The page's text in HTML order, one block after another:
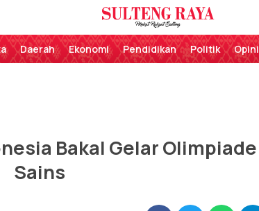
Sulteng Raya
Perekat Rakyat Sulteng
Daerah Ekonomi Pendidikan Politik Opini
Bakal Gelar Olimpiade
Sains